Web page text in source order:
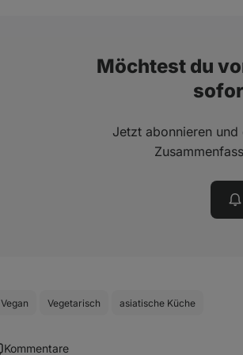
Möchtest du
Jetzt abonnieren
Vegan Vegetarisch asiatische Küche
Kommentare